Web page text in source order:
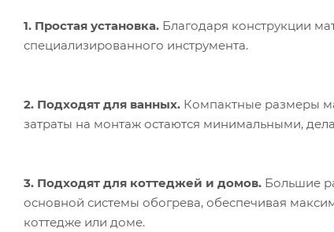
1. Простая установка. Благодаря конструкции
специализированного инструмента.
2. Подходят для ванных. Компактные размеры
затраты на монтаж остаются минимальными,
3. Подходят для коттеджей и домов. Большие
основной системы обогрева, обеспечивая
коттедже или доме.